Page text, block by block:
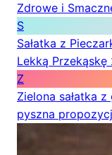
Zdrowe i
S
Sałatka z
Lekką Przekąskę
Z
Zielona sałatka
pyszna